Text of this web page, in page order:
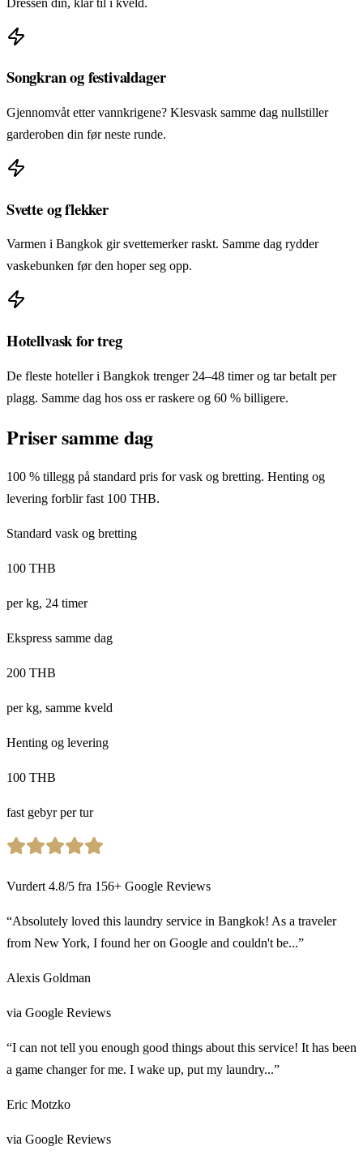
Songkran og festivaldager
Gjennomvåt etter vannkrigene? Klesvask samme dag nullstiller
garderoben din før neste runde.
Svette og flekker
Varmen i Bangkok gir svettemerker raskt. Samme dag rydder
vaskebunken før den hoper seg opp.
Hotellvask for treg
De fleste hoteller i Bangkok trenger 24–48 timer og tar betalt per
plagg. Samme dag hos oss er raskere og 60 % billigere.
Priser samme dag
100 % tillegg på standard pris for vask og bretting. Henting og
levering forblir fast 100 THB.
Standard vask og bretting
100 THB
per kg, 24 timer
Ekspress samme dag
200 THB
per kg, samme kveld
Henting og levering
100 THB
fast gebyr per tur
Vurdert 4.8/5 fra 156+ Google Reviews
“Absolutely loved this laundry service in Bangkok! As a traveler
from New York, I found her on Google and couldn't be...”
Alexis Goldman
via Google Reviews
“I can not tell you enough good things about this service! It has been
a game changer for me. I wake up, put my laundry...”
Eric Motzko
via Google Reviews